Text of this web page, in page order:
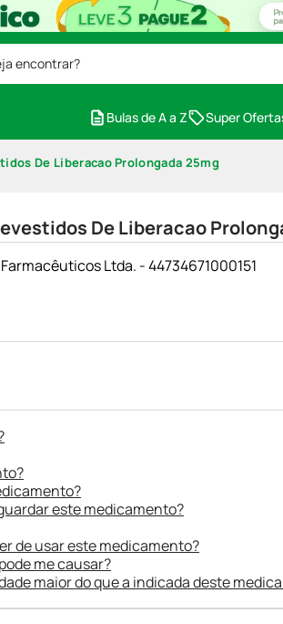
encontrar?
Bulas de A a Z Super
De Liberacao Prolongada 25mg
De Liberacao
Ltda. - 44734671000151
este medicamento?
de usar este medicamento?
me causar?
maior do que a indicada deste